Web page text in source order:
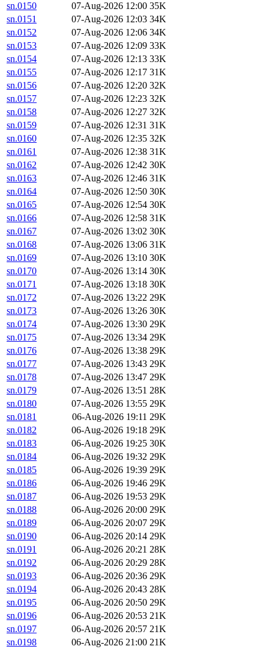
sn.0150
07-Aug-2026 12:00 35K
sn.0151
07-Aug-2026 12:03 34K
sn.0152
07-Aug-2026 12:06 34K
sn.0153
07-Aug-2026 12:09 33K
sn.0154
07-Aug-2026 12:13 33K
sn.0155
07-Aug-2026 12:17 31K
sn.0156
07-Aug-2026 12:20 32K
sn.0157
07-Aug-2026 12:23 32K
sn.0158
07-Aug-2026 12:27 32K
sn.0159
07-Aug-2026 12:31 31K
sn.0160
07-Aug-2026 12:35 32K
sn.0161
07-Aug-2026 12:38 31K
sn.0162
07-Aug-2026 12:42 30K
sn.0163
07-Aug-2026 12:46 31K
sn.0164
07-Aug-2026 12:50 30K
sn.0165
07-Aug-2026 12:54 30K
sn.0166
07-Aug-2026 12:58 31K
sn.0167
07-Aug-2026 13:02 30K
sn.0168
07-Aug-2026 13:06 31K
sn.0169
07-Aug-2026 13:10 30K
sn.0170
07-Aug-2026 13:14 30K
sn.0171
07-Aug-2026 13:18 30K
sn.0172
07-Aug-2026 13:22 29K
sn.0173
07-Aug-2026 13:26 30K
sn.0174
07-Aug-2026 13:30 29K
sn.0175
07-Aug-2026 13:34 29K
sn.0176
07-Aug-2026 13:38 29K
sn.0177
07-Aug-2026 13:43 29K
sn.0178
07-Aug-2026 13:47 29K
sn.0179
07-Aug-2026 13:51 28K
sn.0180
07-Aug-2026 13:55 29K
sn.0181
06-Aug-2026 19:11 29K
sn.0182
06-Aug-2026 19:18 29K
sn.0183
06-Aug-2026 19:25 30K
sn.0184
06-Aug-2026 19:32 29K
sn.0185
06-Aug-2026 19:39 29K
sn.0186
06-Aug-2026 19:46 29K
sn.0187
06-Aug-2026 19:53 29K
sn.0188
06-Aug-2026 20:00 29K
sn.0189
06-Aug-2026 20:07 29K
sn.0190
06-Aug-2026 20:14 29K
sn.0191
06-Aug-2026 20:21 28K
sn.0192
06-Aug-2026 20:29 28K
sn.0193
06-Aug-2026 20:36 29K
sn.0194
06-Aug-2026 20:43 28K
sn.0195
06-Aug-2026 20:50 29K
sn.0196
06-Aug-2026 20:53 21K
sn.0197
06-Aug-2026 20:57 21K
sn.0198
06-Aug-2026 21:00 21K